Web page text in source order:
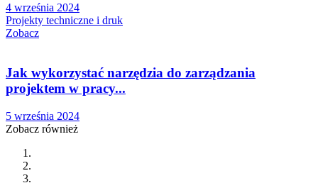
4 września 2024
Projekty techniczne i druk
Zobacz
Jak wykorzystać narzędzia do zarządzania
projektem w pracy...
5 września 2024
Zobacz również